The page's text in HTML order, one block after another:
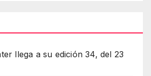
llega a su edición 34, del 23